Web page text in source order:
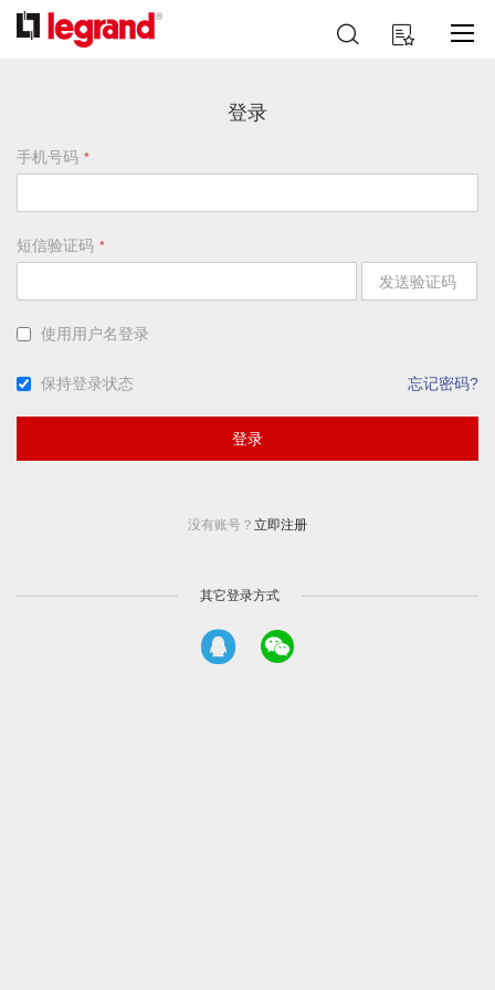
跳
到
我的购物车
索
登录
手机号码
短信验证码
发送验证码
使用用户名登录
保持登录状态 忘记密码?
登录
没有账号？ 立即注册
其它登录方式